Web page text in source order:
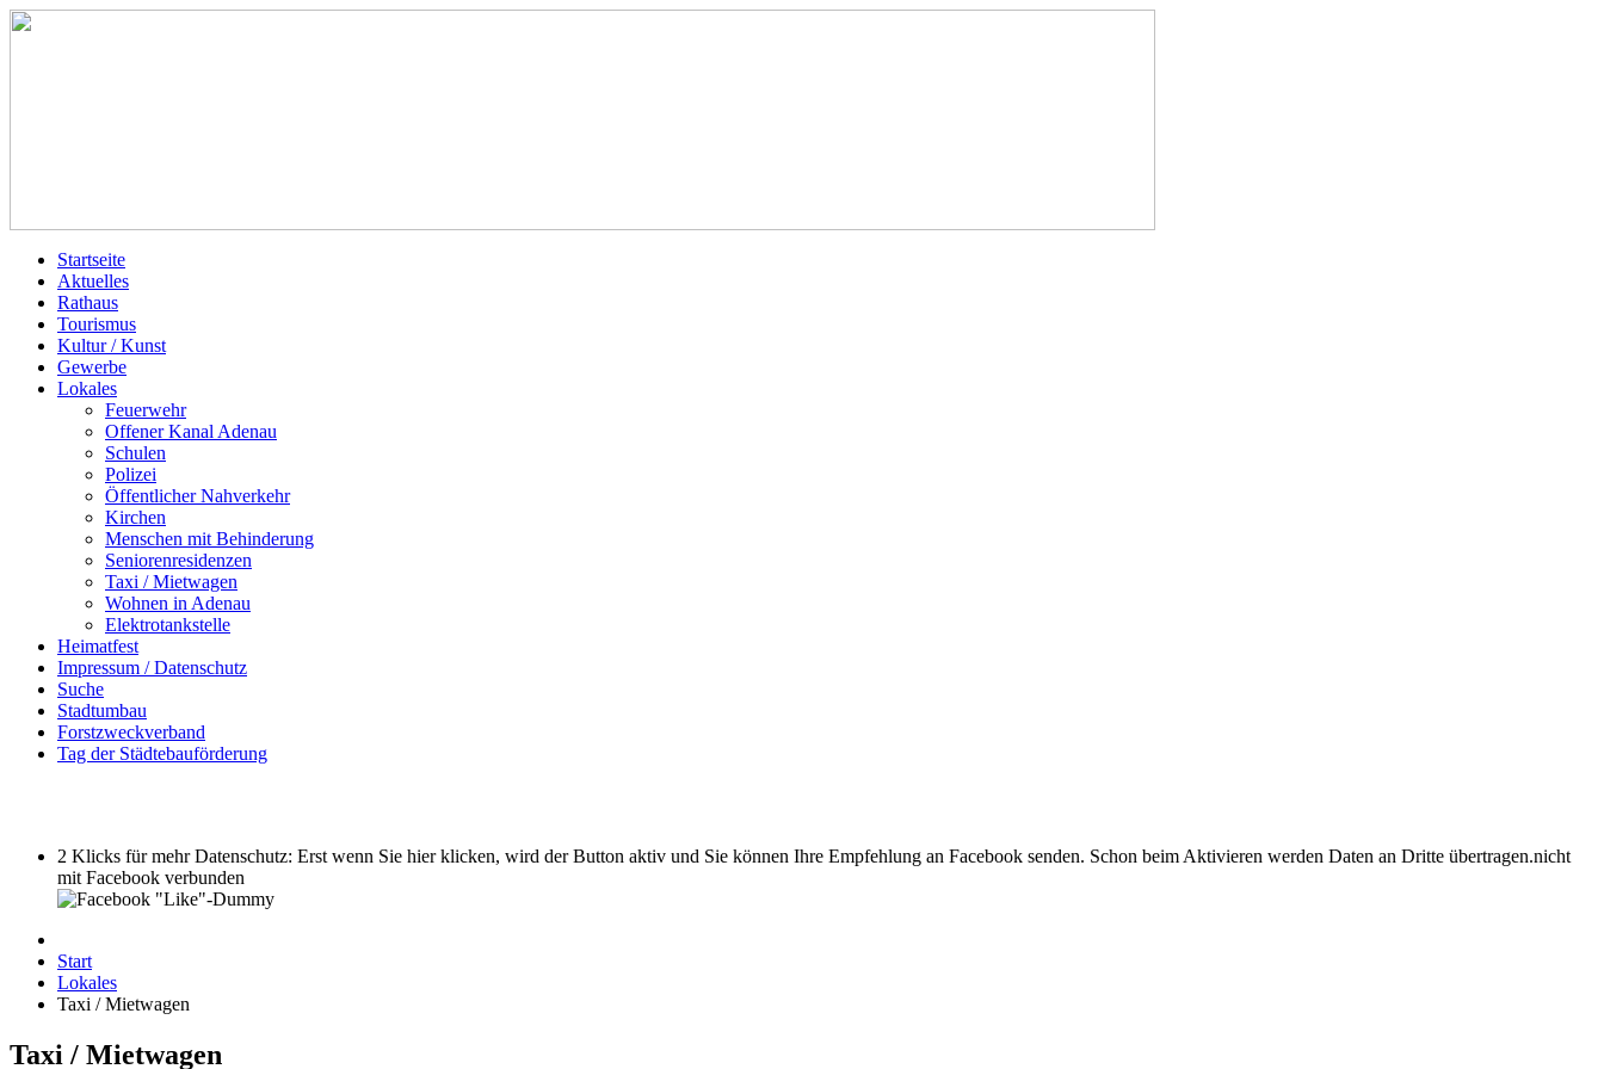
Startseite
Aktuelles
Rathaus
Tourismus
Kultur / Kunst
Gewerbe
Lokales
Feuerwehr
Offener Kanal Adenau
Schulen
Polizei
Öffentlicher Nahverkehr
Kirchen
Menschen mit Behinderung
Seniorenresidenzen
Taxi / Mietwagen
Wohnen in Adenau
Elektrotankstelle
Heimatfest
Impressum / Datenschutz
Suche
Stadtumbau
Forstzweckverband
Tag der Städtebauförderung
2 Klicks für mehr Datenschutz: Erst wenn Sie hier klicken, wird der Button aktiv und Sie können Ihre Empfehlung an Facebook senden. Schon beim Aktivieren werden Daten an Dritte übertragen.nicht
mit Facebook verbunden
Start
Lokales
Taxi / Mietwagen
Taxi / Mietwagen